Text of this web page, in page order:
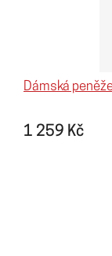
Dámská
1 259 Kč